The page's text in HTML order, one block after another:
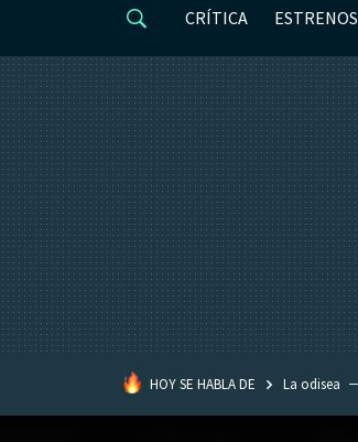
CRÍTICA ESTRENOS
HOY SE HABLA DE La odisea